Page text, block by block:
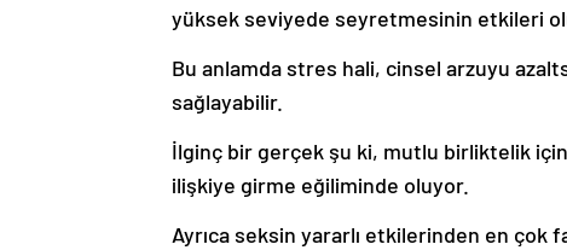
yüksek seviyede seyretmesinin etkileri
Bu anlamda stres hali, cinsel arzuyu
sağlayabilir.
İlginç bir gerçek şu ki, mutlu birliktelik
ilişkiye girme eğiliminde oluyor.
Ayrıca seksin yararlı etkilerinden en çok